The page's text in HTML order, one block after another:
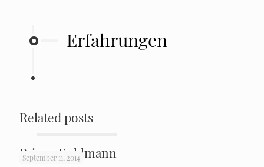
Erfahrungen
Related posts
September 11, 2014
Prince Kuhlmann